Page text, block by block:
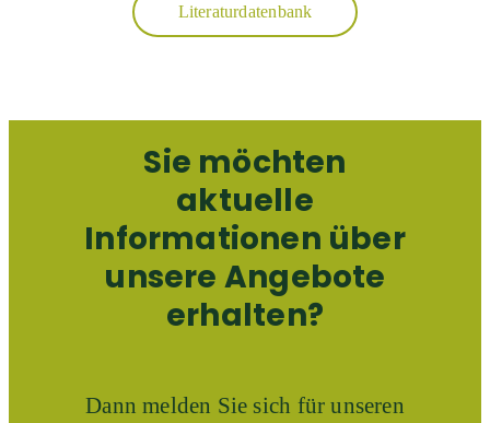
Literaturdatenbank
Sie möchten
aktuelle
Informationen über
unsere Angebote
erhalten?
Dann melden Sie sich für unseren